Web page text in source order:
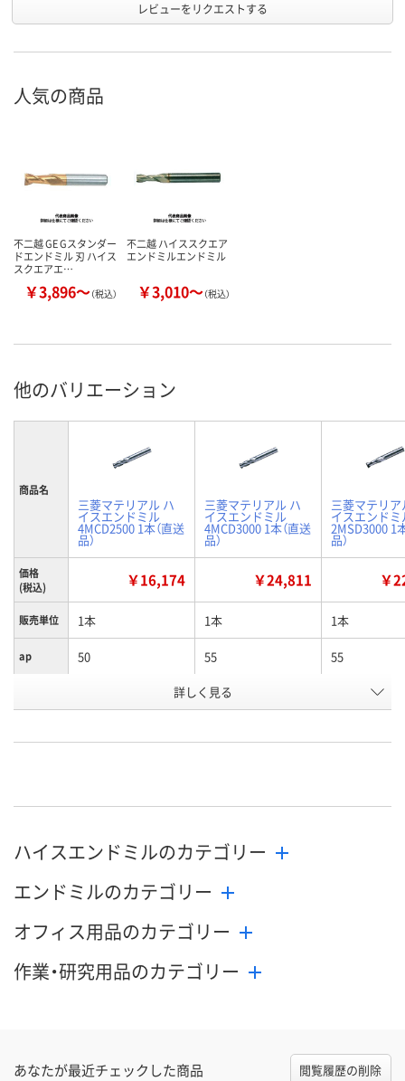
レビューをリクエストする
人気の商品
不二越 GE Gスタンダー
ドエンドミル 刃 ハイス
スクエアエ…
￥3,896～（税込）
不二越 ハイススクエア
エンドミルエンドミル
￥3,010～（税込）
他のバリエーション
商品名
三菱マテリアル ハ
イスエンドミル
4MCD2500 1本（直送
品）
三菱マテリアル ハ
イスエンドミル
4MCD3000 1本（直送
品）
三菱マテリア
イスエンドミ
2MSD3000 1
品）
価格
(税込)
￥16,174 ￥24,811 ￥
販売単位 1本 1本 1本
ap 50 55 55
25
在庫 直送品 直送品 直送品
お届け日 8月21日（金）まで 8月21日（金）まで
数量
カゴへ
数量
カゴへ
詳しく見る
ハイスエンドミルのカテゴリー
エンドミルのカテゴリー
オフィス用品のカテゴリー
作業・研究用品のカテゴリー
あなたが最近チェックした商品 閲覧履歴の削除